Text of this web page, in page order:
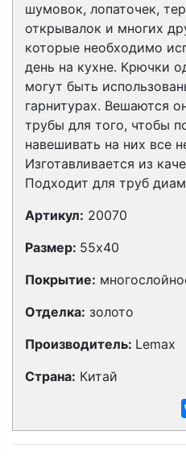
шумовок, лопаточек,
открывалок и многих
которые необходимо
день на кухне. Крючки
могут быть
гарнитурах. Вешаются
трубы для того, чтобы
навешивать на них все
Изготавливается из
Подходит для труб
Артикул: 20070
Размер: 55х40
Покрытие:
Отделка: золото
Производитель: Lemax
Страна: Китай